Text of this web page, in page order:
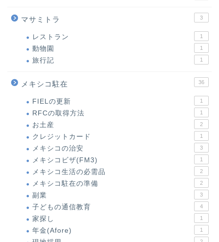
マサミトラ 3
レストラン 1
動物園 1
旅行記 1
メキシコ駐在 36
FIELの更新 1
RFCの取得方法 1
お土産 2
クレジットカード 1
メキシコの治安 3
メキシコビザ(FM3) 1
メキシコ生活の必需品 2
メキシコ駐在の準備 2
副業 3
子どもの通信教育 4
家探し 1
年金(Afore) 1